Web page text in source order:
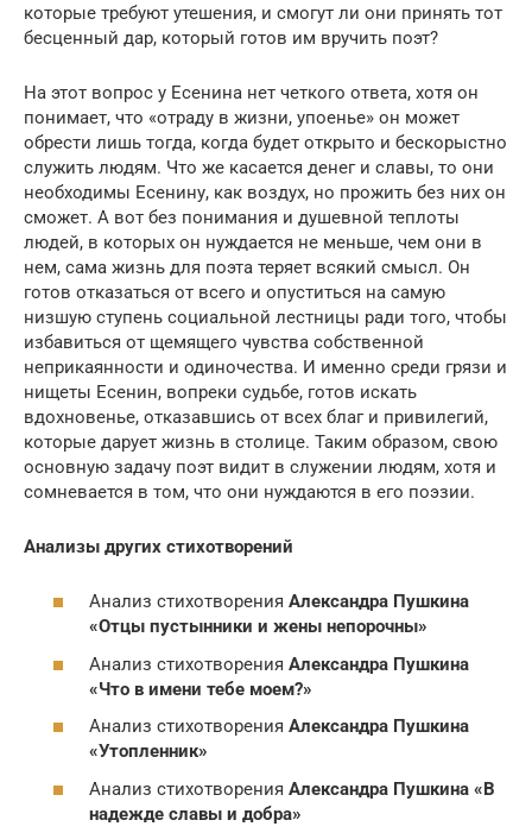
которые требуют утешения, и смогут ли они принять тот
бесценный дар, который готов им вручить поэт?
На этот вопрос у Есенина нет четкого ответа, хотя он
понимает, что «отраду в жизни, упоенье» он может
обрести лишь тогда, когда будет открыто и бескорыстно
служить людям. Что же касается денег и славы, то они
необходимы Есенину, как воздух, но прожить без них он
сможет. А вот без понимания и душевной теплоты
людей, в которых он нуждается не меньше, чем они в
нем, сама жизнь для поэта теряет всякий смысл. Он
готов отказаться от всего и опуститься на самую
низшую ступень социальной лестницы ради того, чтобы
избавиться от щемящего чувства собственной
неприкаянности и одиночества. И именно среди грязи и
нищеты Есенин, вопреки судьбе, готов искать
вдохновенье, отказавшись от всех благ и привилегий,
которые дарует жизнь в столице. Таким образом, свою
основную задачу поэт видит в служении людям, хотя и
сомневается в том, что они нуждаются в его поэзии.
Анализы других стихотворений
Анализ стихотворения Александра Пушкина
«Отцы пустынники и жены непорочны»
Анализ стихотворения Александра Пушкина
«Что в имени тебе моем?»
Анализ стихотворения Александра Пушкина
«Утопленник»
Анализ стихотворения Александра Пушкина «В
надежде славы и добра»